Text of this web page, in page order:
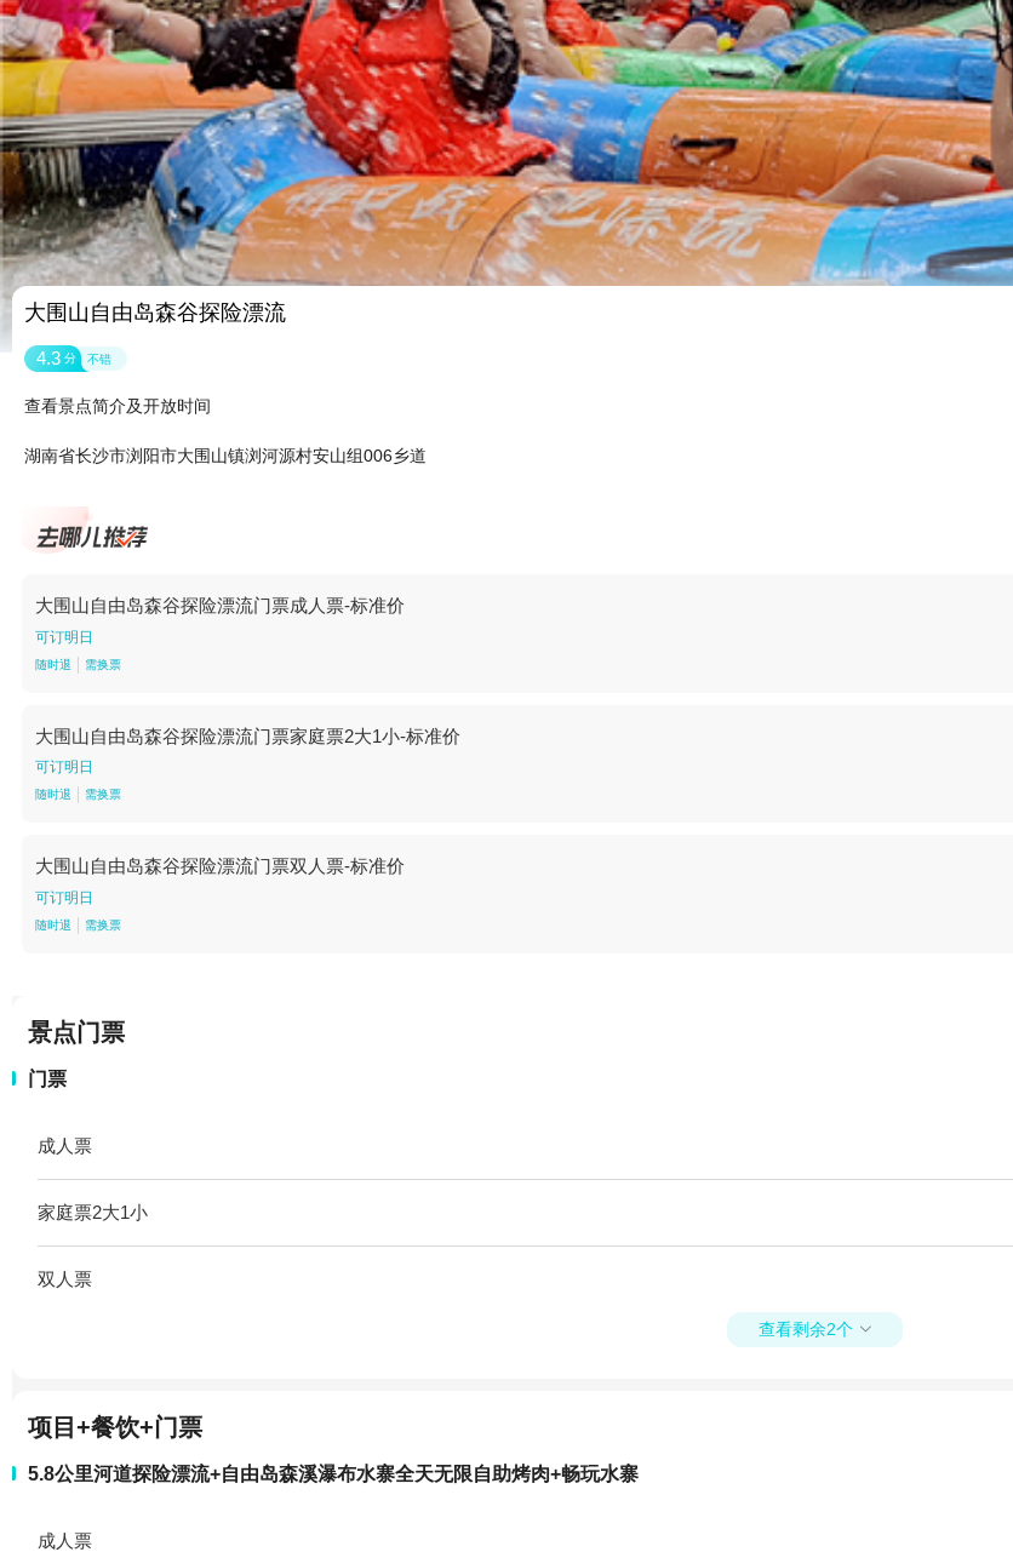
大围山自由岛森谷探险漂流
4.3 分 不错
查看景点简介及开放时间
湖南省长沙市浏阳市大围山镇浏河源村安山组006乡道
大围山自由岛森谷探险漂流门票成人票-标准价
可订明日
随时退 需换票
大围山自由岛森谷探险漂流门票家庭票2大1小-标准价
可订明日
随时退 需换票
大围山自由岛森谷探险漂流门票双人票-标准价
可订明日
随时退 需换票
景点门票
门票
成人票
家庭票2大1小
双人票
查看剩余2个 
项目+餐饮+门票
5.8公里河道探险漂流+自由岛森溪瀑布水寨全天无限自助烤肉+畅玩水寨
成人票